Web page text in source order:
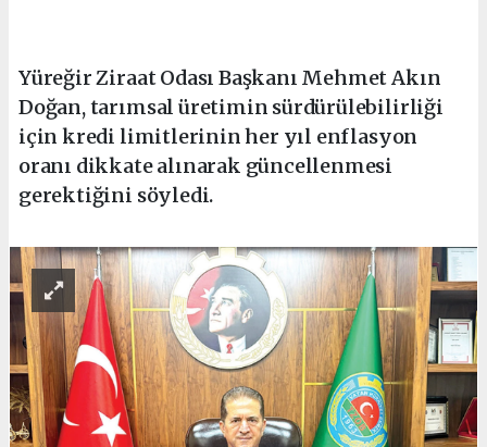
Yüreğir Ziraat Odası Başkanı Mehmet Akın
Doğan, tarımsal üretimin sürdürülebilirliği
için kredi limitlerinin her yıl enflasyon
oranı dikkate alınarak güncellenmesi
gerektiğini söyledi.